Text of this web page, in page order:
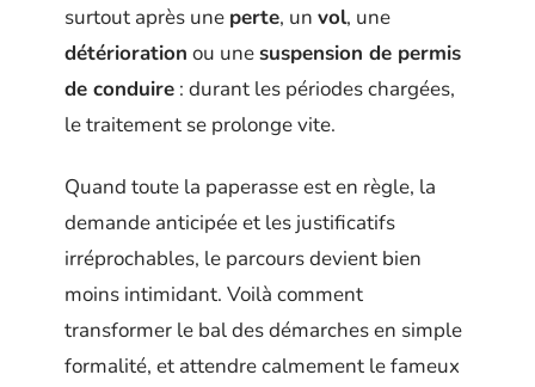
surtout après une perte, un vol, une
détérioration ou unesuspension de permis
de conduire : durant les périodes chargées,
le traitement se prolonge vite.
Quand toute la paperasse est en règle, la
demande anticipée et les justificatifs
irréprochables, le parcours devient bien
moins intimidant. Voilà comment
transformer le bal des démarches en simple
formalité, et attendre calmement le fameux